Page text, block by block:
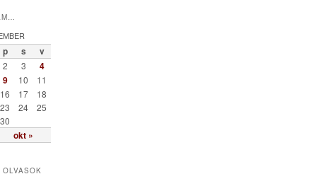
p s v
okt »
2 3 4
9 10
11
16 17
18
23 24
25
30